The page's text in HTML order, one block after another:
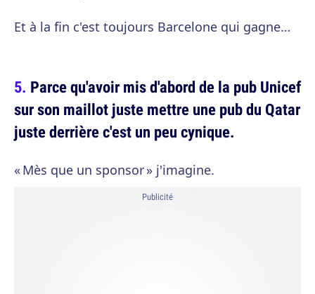
Et à la fin c'est toujours Barcelone qui gagne…
Parce qu'avoir mis d'abord de la pub Unicef
sur son maillot juste mettre une pub du Qatar
juste derrière c'est un peu cynique.
« Mès que un sponsor » j'imagine.
Publicité